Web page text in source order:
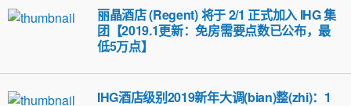
丽晶酒店 (Regent) 将于 2/1 正式加入 IHG 集
团【2019.1更新：免房需要点数已公布，最
低5万点】
IHG酒店级别2019新年大调(bian)整(zhi)：1